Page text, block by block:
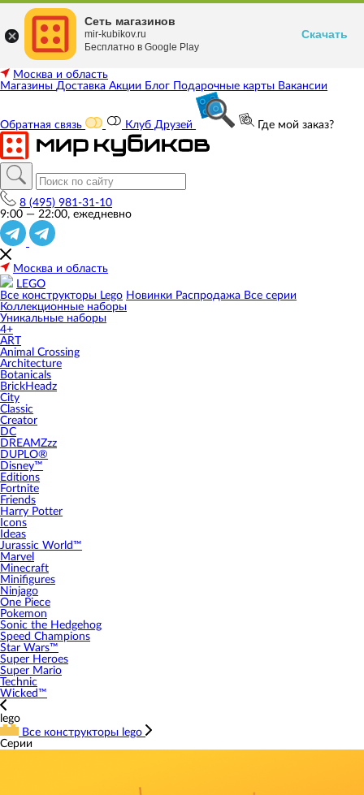
Москва и область
Магазины Доставка Акции Блог Подарочные карты Вакансии
Обратная связь Клуб Друзей Где мой заказ?
8 (495) 981-31-10
9:00 — 22:00, ежедневно
Москва и область
LEGO
Все конструкторы Lego Новинки Распродажа Все серии
Коллекционные наборы
Уникальные наборы
4+
ART
Animal Crossing
Architecture
Botanicals
BrickHeadz
City
Classic
Creator
DC
DREAMZzz
DUPLO®
Disney™
Editions
Fortnite
Friends
Harry Potter
Icons
Ideas
Jurassic World™
Marvel
Minecraft
Minifigures
Ninjago
One Piece
Pokemon
Sonic the Hedgehog
Speed Champions
Star Wars™
Super Heroes
Super Mario
Technic
Wicked™
lego
Все конструкторы lego
Серии
Сеть магазинов
mir-kubikov.ru
Бесплатно в Google Play
Скачать